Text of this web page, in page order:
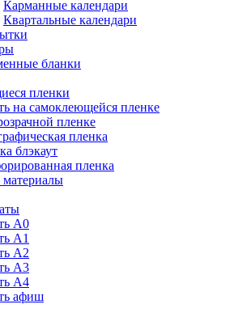
Карманные календари
Квартальные календари
бланки
пленки
на самоклеющейся пленке
пленке
пленка
блэкаут
пленка
А0
А1
А2
А3
А4
афиш